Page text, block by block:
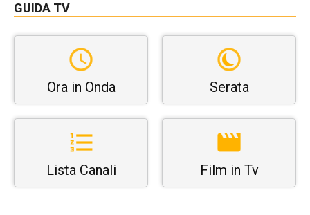
GUIDA TV
Ora in Onda Serata
Lista Canali Film in Tv